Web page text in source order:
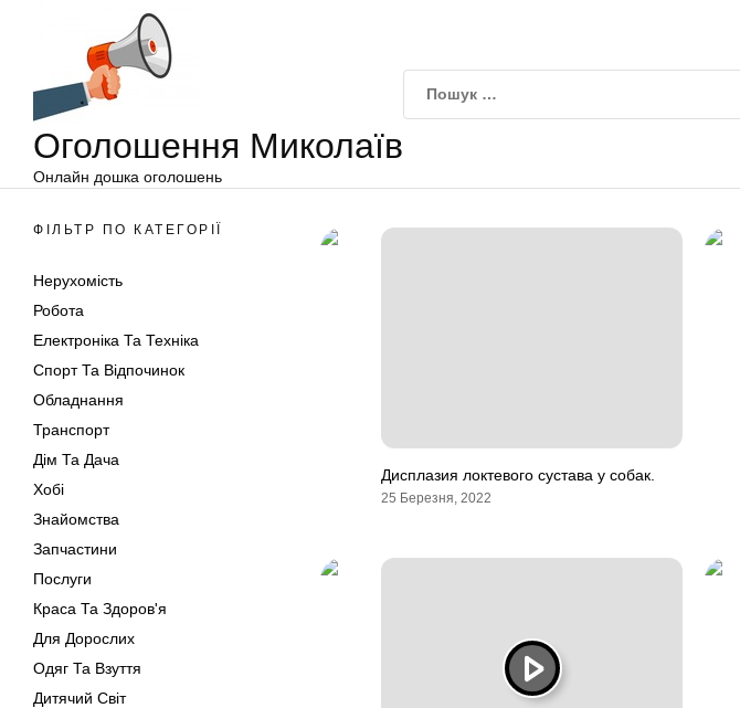
Оголошення Миколаїв
Онлайн дошка оголошень
ФІЛЬТР ПО КАТЕГОРІЇ
Нерухомість
Робота
Електроніка Та Техніка
Спорт Та Відпочинок
Обладнання
Транспорт
Дім Та Дача
Хобі
Знайомства
Запчастини
Послуги
Краса Та Здоров'я
Для Дорослих
Одяг Та Взуття
Дитячий Світ
Дисплазия локтевого сустава у собак.
25 Березня, 2022